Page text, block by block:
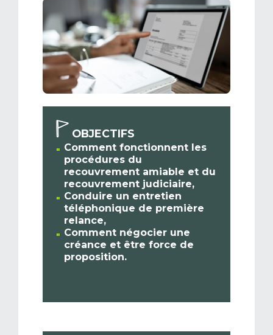
OBJECTIFS
Comment fonctionnent les
procédures du
recouvrement amiable et du
recouvrement judiciaire,
Conduire un entretien
téléphonique de première
relance,
Comment négocier une
créance et être force de
proposition.